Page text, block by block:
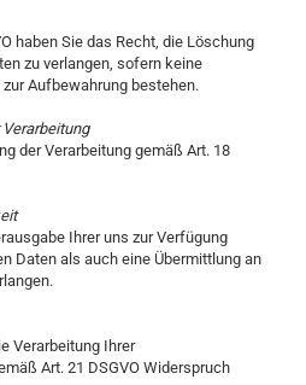
haben Sie das Recht, die Löschung
zu verlangen, sofern keine
Aufbewahrung bestehen.
der Verarbeitung gemäß Art. 18
Ihrer uns zur Verfügung
Daten als auch eine Übermittlung an
Verarbeitung Ihrer
Art. 21 DSGVO Widerspruch